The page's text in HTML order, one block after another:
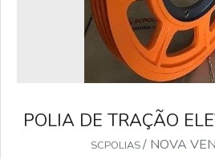
POLIA DE TRAÇÃO
SCPOLIAS/ NOVA